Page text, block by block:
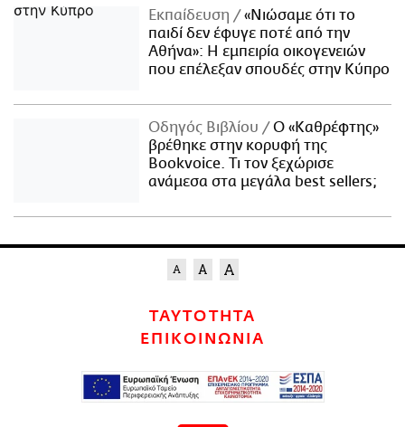
Εκπαίδευση
«Νιώσαμε ότι το
παιδί δεν έφυγε ποτέ από την
Αθήνα»: Η εμπειρία οικογενειών
που επέλεξαν σπουδές στην Κύπρο
Οδηγός Βιβλίου
Ο «Καθρέφτης»
βρέθηκε στην κορυφή της
Bookvoice. Τι τον ξεχώρισε
ανάμεσα στα μεγάλα best sellers;
ΤΑΥΤΟΤΗΤΑ
ΕΠΙΚΟΙΝΩΝΙΑ